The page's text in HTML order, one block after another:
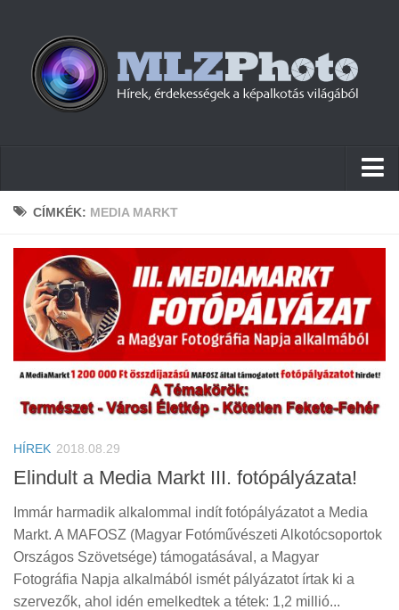
Hírek
Cikkek
Szoftver
Firmware
Tudástár
Tanácsok
Érdekességek
Helyszíni Riport
E-BB
CÍMKÉK: MEDIA MARKT
HÍREK 2018.08.29
Elindult a Media Markt III. fotópályázata!
Immár harmadik alkalommal indít fotópályázatot a Media
Markt. A MAFOSZ (Magyar Fotóművészeti Alkotócsoportok
Országos Szövetsége) támogatásával, a Magyar
Fotográfia Napja alkalmából ismét pályázatot írtak ki a
szervezők, ahol idén emelkedtek a tétek: 1,2 millió...